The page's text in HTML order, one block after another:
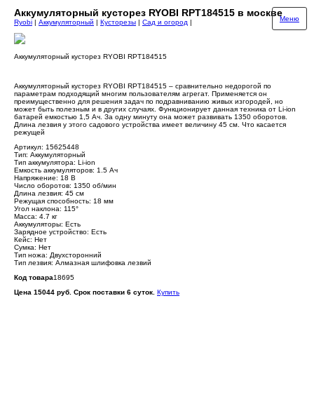
Аккумуляторный кусторез RYOBI RPT184515 в москве
Меню
Ryobi | Аккумуляторный | Кусторезы | Сад и огород |
Аккумуляторный кусторез RYOBI RPT184515
Аккумуляторный кусторез RYOBI RPT184515 – сравнительно недорогой по
параметрам подходящий многим пользователям агрегат. Применяется он
преимущественно для решения задач по подравниванию живых изгородей, но
может быть полезным и в других случаях. Функционирует данная техника от Li-ion
батарей емкостью 1,5 Ач. За одну минуту она может развивать 1350 оборотов.
Длина лезвия у этого садового устройства имеет величину 45 см. Что касается
режущей
Артикул: 15625448
Тип: Аккумуляторный
Тип аккумулятора: Li-ion
Емкость аккумуляторов: 1.5 Ач
Напряжение: 18 В
Число оборотов: 1350 об/мин
Длина лезвия: 45 см
Режущая способность: 18 мм
Угол наклона: 115°
Масса: 4.7 кг
Аккумуляторы: Есть
Зарядное устройство: Есть
Кейс: Нет
Сумка: Нет
Тип ножа: Двухсторонний
Тип лезвия: Алмазная шлифовка лезвий
Код товара18695
Цена 15044 руб. Срок поставки 6 суток. Купить